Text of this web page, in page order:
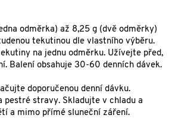
odměrka) až 8,25 g (dvě odměrky)
tekutinou dle vlastního výběru.
na jednu odměrku. Užívejte před,
Balení obsahuje 30-60 denních dávek.
doporučenou denní dávku.
pestré stravy. Skladujte v chladu a
a mimo přímé sluneční záření.